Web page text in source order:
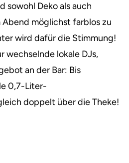
sowohl Deko als auch
Abend möglichst farblos zu
wird dafür die Stimmung!
wechselnde lokale DJs,
an der Bar: Bis
0,7-Liter-
doppelt über die Theke!